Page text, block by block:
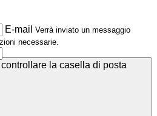
E-mail Verrà inviato un messaggio
necessarie.
la casella di posta